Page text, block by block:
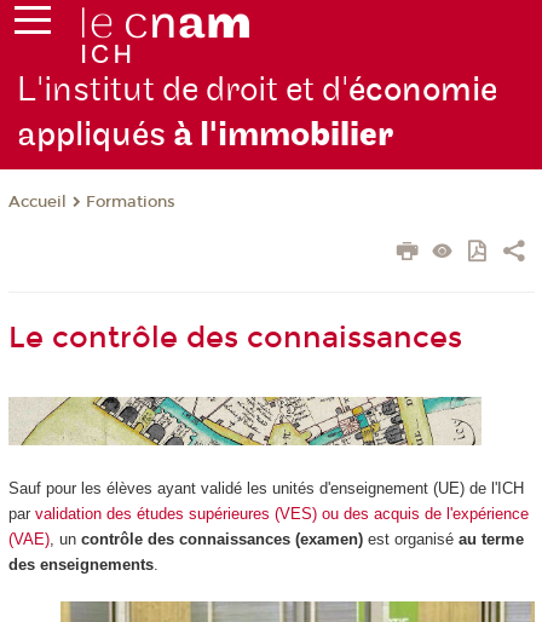
L'institut de droit et d'économie
appliqués à l'immobilier
Accueil Formations
Le contrôle des connaissances
Sauf pour les élèves ayant validé les unités d'enseignement (UE) de l'ICH
par validation des études supérieures (VES) ou des acquis de l'expérience
(VAE), un contrôle des connaissances (examen) est organisé au terme
des enseignements.